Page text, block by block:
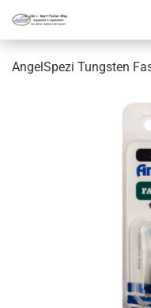
AngelSpezi Tungsten